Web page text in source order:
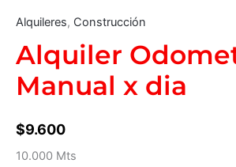
Alquileres, Construcción
Alquiler
Manual x dia
$9.600
10.000 Mts